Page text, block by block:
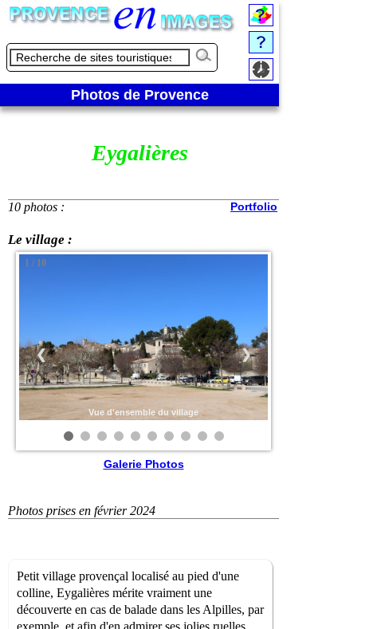
Photos de Provence
Eygalières
10 photos : Portfolio
Le village :
1 / 10
Vue d'ensemble du village
❮ ❯
Galerie Photos
Photos prises en février 2024
Petit village provençal localisé au pied d'une
colline, Eygalières mérite vraiment une
découverte en cas de balade dans les Alpilles, par